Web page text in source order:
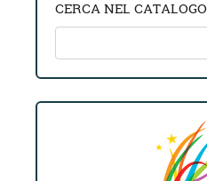
CERCA NEL CATALOGO